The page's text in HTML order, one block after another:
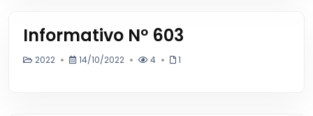
Informativo Nº 603
2022 14/10/2022 4 1